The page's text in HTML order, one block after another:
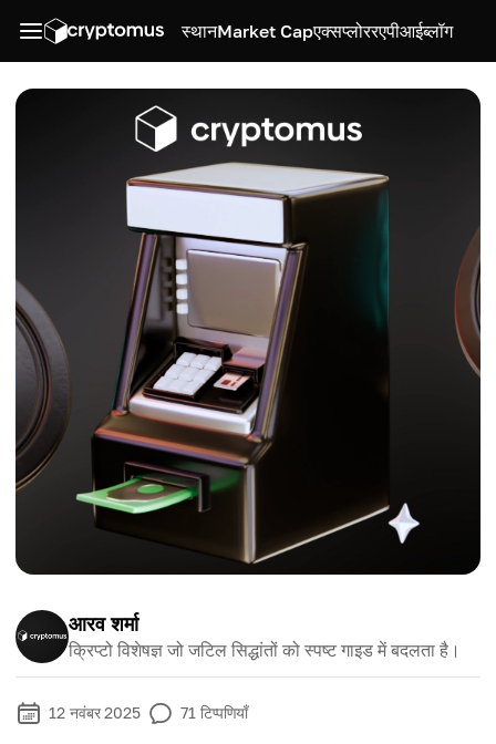
स्थानMarket Capएक्सप्लोररएपीआईब्लॉग
आरव शर्मा
क्रिप्टो विशेषज्ञ जो जटिल सिद्धांतों को स्पष्ट गाइड में बदलता है।
12 नवंबर 2025 71 टिप्पणियाँ